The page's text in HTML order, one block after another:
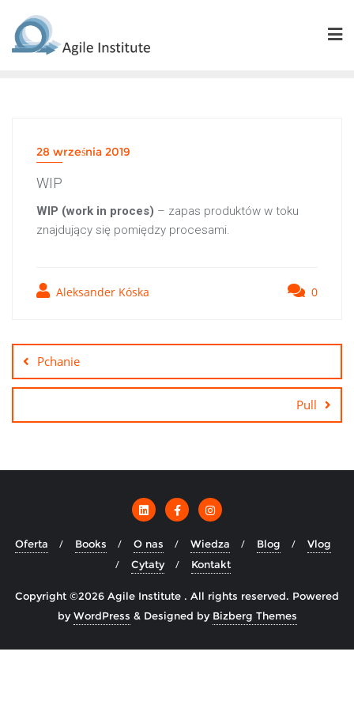
content
28 września 2019
WIP
WIP (work in proces) – zapas produktów w toku
znajdujący się pomiędzy procesami.
Aleksander Kóska 0
wpisuPchanie
Pull
Oferta Books O nas Wiedza Blog
Vlog
Cytaty
Kontakt
Copyright ©2026 Agile Institute . All rights reserved. Powered
byWordPress & Designed by Bizberg Themes